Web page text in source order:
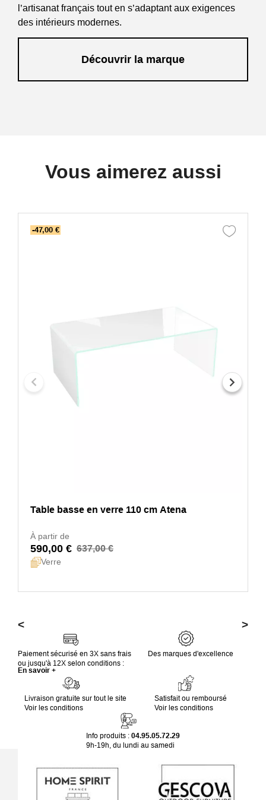
l’artisanat français tout en s’adaptant aux exigences
des intérieurs modernes.
Découvrir la marque
Vous aimerez aussi
-47,00 €
Table basse en verre 110 cm Atena
À partir de
590,00 € 637,00 €
Verre
< >
Paiement sécurisé en 3X sans frais
ou jusqu'à 12X selon conditions :
En savoir +
Des marques d'excellence
Livraison gratuite sur tout le site
Voir les conditions
Satisfait ou remboursé
Voir les conditions
Info produits : 04.95.05.72.29
9h-19h, du lundi au samedi